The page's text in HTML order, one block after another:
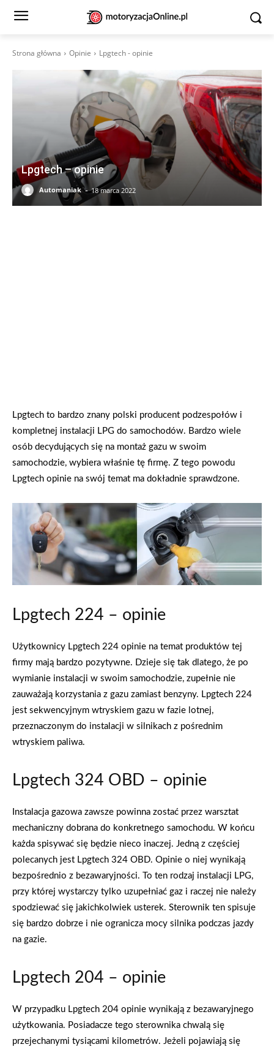
Strona główna Opinie Lpgtech - opinie
Lpgtech – opinie
Automaniak - 18 marca 2022
Lpgtech to bardzo znany polski producent podzespołów i
kompletnej instalacji LPG do samochodów. Bardzo wiele
osób decydujących się na montaż gazu w swoim
samochodzie, wybiera właśnie tę firmę. Z tego powodu
Lpgtech opinie na swój temat ma dokładnie sprawdzone.
Lpgtech 224 – opinie
Użytkownicy Lpgtech 224 opinie na temat produktów tej
firmy mają bardzo pozytywne. Dzieje się tak dlatego, że po
wymianie instalacji w swoim samochodzie, zupełnie nie
zauważają korzystania z gazu zamiast benzyny. Lpgtech 224
jest ​​sekwencyjnym wtryskiem gazu w fazie lotnej,
przeznaczonym do instalacji w silnikach z pośrednim
wtryskiem paliwa.
Lpgtech 324 OBD – opinie
Instalacja gazowa zawsze powinna zostać przez warsztat
mechaniczny dobrana do konkretnego samochodu. W końcu
każda spisywać się będzie nieco inaczej. Jedną z częściej
polecanych jest Lpgtech 324 OBD. Opinie o niej wynikają
bezpośrednio z bezawaryjności. To ten rodzaj instalacji LPG,
przy której wystarczy tylko uzupełniać gaz i raczej nie należy
spodziewać się jakichkolwiek usterek. Sterownik ten spisuje
się bardzo dobrze i nie ogranicza mocy silnika podczas jazdy
na gazie.
Lpgtech 204 – opinie
W przypadku Lpgtech 204 opinie wynikają z bezawaryjnego
użytkowania. Posiadacze tego sterownika chwalą się
przejechanymi tysiącami kilometrów. Jeżeli pojawiają się